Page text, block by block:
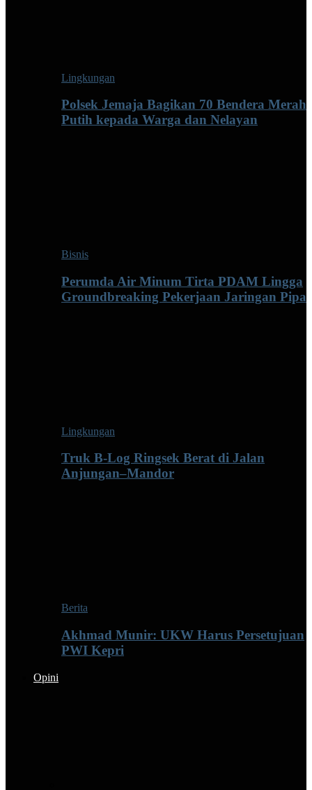
Lingkungan
Polsek Jemaja Bagikan 70 Bendera Merah
Putih kepada Warga dan Nelayan
Bisnis
Perumda Air Minum Tirta PDAM Lingga
Groundbreaking Pekerjaan Jaringan Pipa
Lingkungan
Truk B-Log Ringsek Berat di Jalan
Anjungan–Mandor
Berita
Akhmad Munir: UKW Harus Persetujuan
PWI Kepri
Opini